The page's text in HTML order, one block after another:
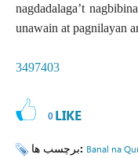
nagdadalaga’t
unawain at pagnilayan
3497403
0 LIKE
برچسب ها: Banal na